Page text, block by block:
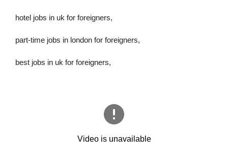
hotel jobs in uk for foreigners,
part-time jobs in london for foreigners,
best jobs in uk for foreigners,